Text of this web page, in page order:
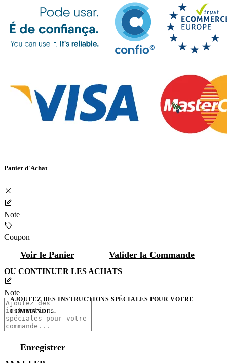
Panier d'Achat
Note
Coupon
Voir le Panier Valider la Commande
OU CONTINUER LES ACHATS
Note
AJOUTEZ DES INSTRUCTIONS SPÉCIALES POUR VOTRE
COMMANDE...
Enregistrer